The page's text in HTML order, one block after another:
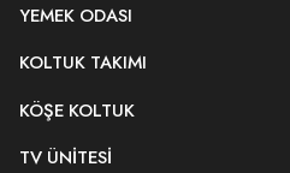
YEMEK ODASI
KOLTUK TAKIMI
KÖŞE KOLTUK
TV ÜNITESI